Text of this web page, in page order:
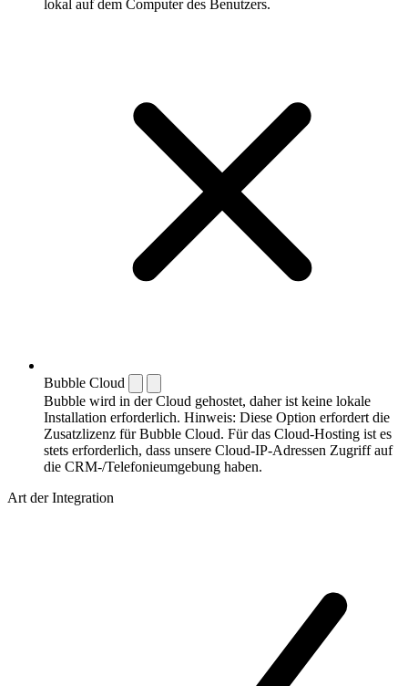
lokal auf dem Computer des Benutzers.
Bubble Cloud
Bubble wird in der Cloud gehostet, daher ist keine lokale
Installation erforderlich. Hinweis: Diese Option erfordert die
Zusatzlizenz für Bubble Cloud. Für das Cloud-Hosting ist es
stets erforderlich, dass unsere Cloud-IP-Adressen Zugriff auf
die CRM-/Telefonieumgebung haben.
Art der Integration